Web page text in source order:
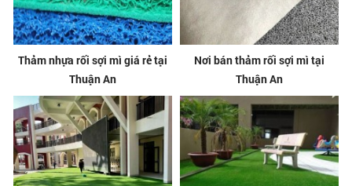
Thảm nhựa rối sợi mì giá rẻ tại
Thuận An
Nơi bán thảm rối sợi mì tại
Thuận An